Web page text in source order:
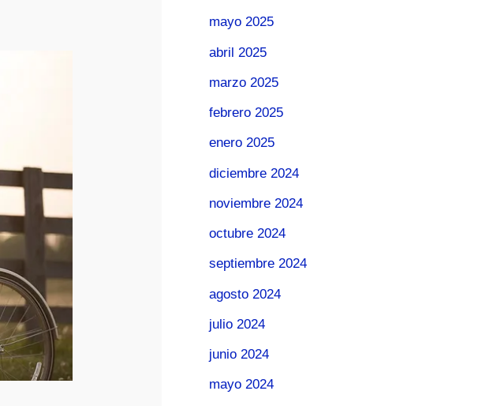
mayo 2025
abril 2025
marzo 2025
febrero 2025
enero 2025
diciembre 2024
noviembre 2024
octubre 2024
septiembre 2024
agosto 2024
julio 2024
junio 2024
mayo 2024